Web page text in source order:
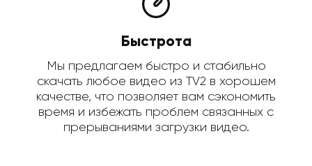
Быстрота
Мы предлагаем быстро и стабильно
скачать любое видео из TV2 в хорошем
качестве, что позволяет вам сэкономить
время и избежать проблем связанных с
прерываниями загрузки видео.